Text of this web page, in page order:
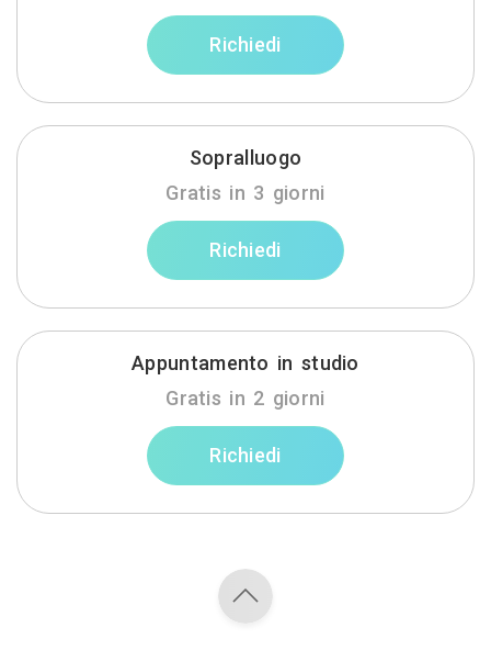
Richiedi
Sopralluogo
Gratis in 3 giorni
Richiedi
Appuntamento in studio
Gratis in 2 giorni
Richiedi